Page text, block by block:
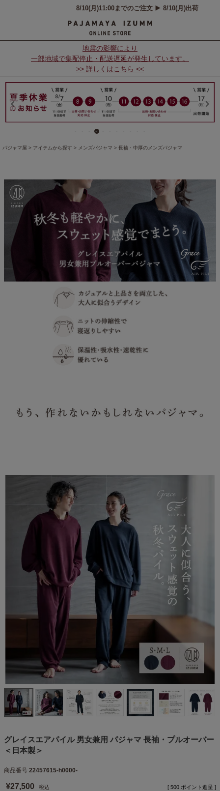
地震の影響により
一部地域で集配停止・配送遅延が発生しています。
>> 詳しくはこちら <<
パジャマ屋 アイテムから探す メンズパジャマ 長袖・中厚のメンズパジャマ
グレイスエアパイル 男女兼用 パジャマ 長袖・プルオーバー
＜日本製＞
商品番号 22457615-h0000-
¥27,500 税込 [ 500 ポイント進呈 ]